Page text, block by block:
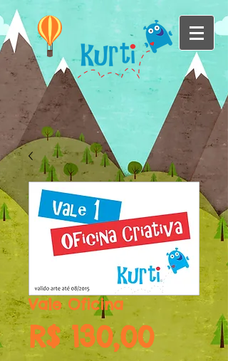
Vale Oficina
R$ 130,00Preço